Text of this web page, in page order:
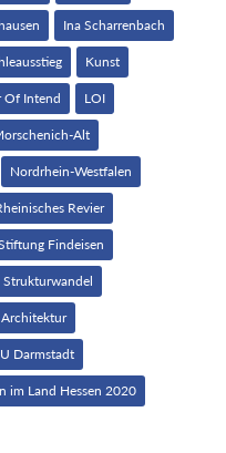
Ina Scharrenbach
Kunst
Of Intend LOI
Alt
Nordrhein-Westfalen
Revier
Findeisen
Strukturwandel
Architektur
Darmstadt
im Land Hessen 2020